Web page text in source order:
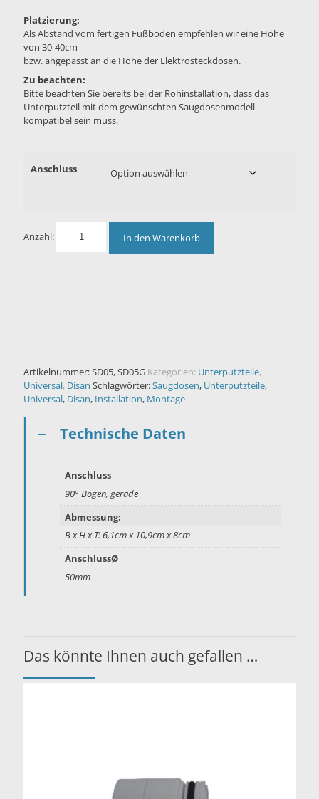
Platzierung:
Als Abstand vom fertigen Fußboden empfehlen wir eine Höhe
von 30-40cm
bzw. angepasst an die Höhe der Elektrosteckdosen.
Zu beachten:
Bitte beachten Sie bereits bei der Rohinstallation, dass das
Unterputzteil mit dem gewünschten Saugdosenmodell
kompatibel sein muss.
Anschluss
Anzahl: In den Warenkorb
Artikelnummer:SD05, SD05G Kategorien: Unterputzteile,
Universal, Disan Schlagwörter:Saugdosen, Unterputzteile,
Universal, Disan, Installation, Montage
Technische Daten
Anschluss
90° Bogen, gerade
Abmessung:
B x H x T: 6,1cm x 10,9cm x 8cm
AnschlussØ
50mm
Das könnte Ihnen auch gefallen …